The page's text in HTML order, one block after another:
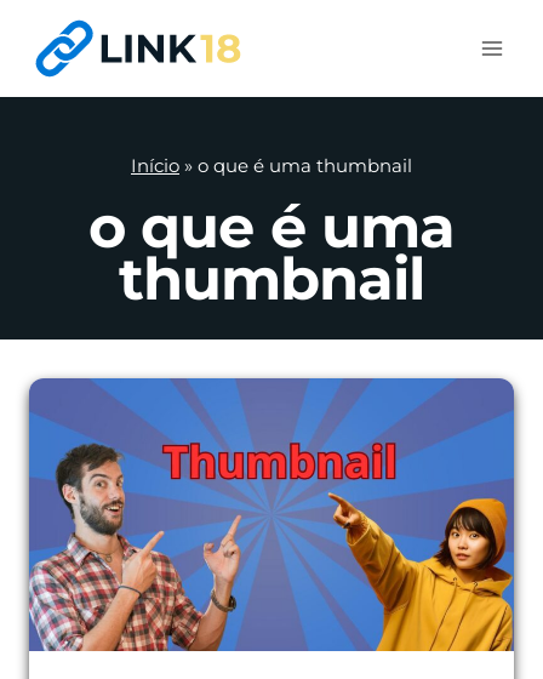
para
Início » o que é uma thumbnail
o que é uma
thumbnail